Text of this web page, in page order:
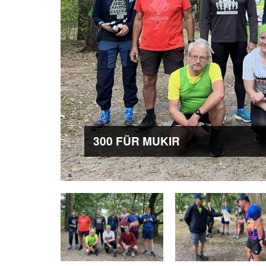
300 FÜR MUKIR